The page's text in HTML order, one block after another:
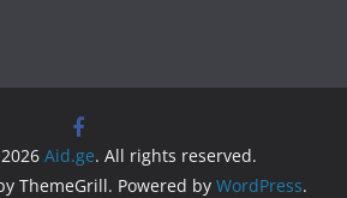
Aid.ge. All rights reserved.
ThemeGrill. Powered by WordPress.